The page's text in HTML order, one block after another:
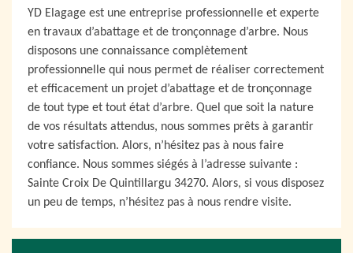
YD Elagage est une entreprise professionnelle et experte
en travaux d’abattage et de tronçonnage d’arbre. Nous
disposons une connaissance complètement
professionnelle qui nous permet de réaliser correctement
et efficacement un projet d’abattage et de tronçonnage
de tout type et tout état d’arbre. Quel que soit la nature
de vos résultats attendus, nous sommes prêts à garantir
votre satisfaction. Alors, n’hésitez pas à nous faire
confiance. Nous sommes siégés à l’adresse suivante :
Sainte Croix De Quintillargu 34270. Alors, si vous disposez
un peu de temps, n’hésitez pas à nous rendre visite.